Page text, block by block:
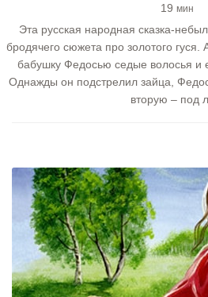
19 мин
Эта русская народная сказка-
бродячего сюжета про золотого гуся.
бабушку Федосью седые волосья и
Однажды он подстрелил зайца,
вторую – под